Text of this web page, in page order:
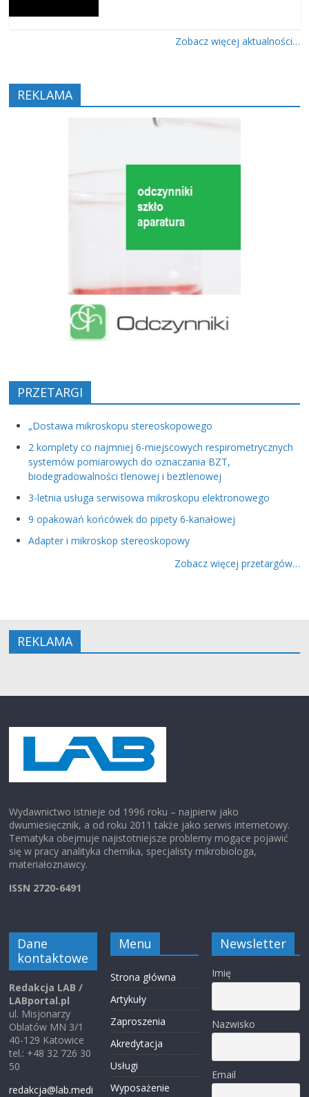
Zobacz więcej aktualności…
REKLAMA
PRZETARGI
„Dostawa mikroskopu stereoskopowego
2 komplety co najmniej 6-miejscowych respirometrycznych
systemów pomiarowych do oznaczania BZT,
biodegradowalności tlenowej i beztlenowej
3-letnia usługa serwisowa mikroskopu elektronowego
9 opakowań końcówek do pipety 6-kanałowej
Adapter i mikroskop stereoskopowy
Zobacz więcej przetargów…
REKLAMA
Wydawnictwo istnieje od 1996 roku – najpierw jako
dwumiesięcznik, a od roku 2011 także jako serwis internetowy.
Tematyka obejmuje najistotniejsze problemy mogące pojawić
się w pracy analityka chemika, specjalisty mikrobiologa,
materiałoznawcy.
ISSN 2720-6491
Dane
kontaktowe
Redakcja LAB /
LABportal.pl
ul. Misjonarzy
Oblatów MN 3/1
40-129 Katowice
tel.: +48 32 726 30
50
redakcja@lab.medi
Menu
Strona główna
Artykuły
Zaproszenia
Akredytacja
Usługi
Wyposażenie
Newsletter
Imię
Nazwisko
Email